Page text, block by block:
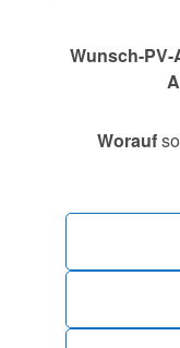
Wunsch-
Worauf